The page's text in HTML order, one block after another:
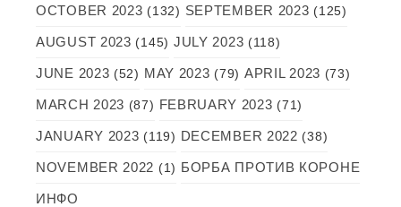
OCTOBER 2023 (132) SEPTEMBER 2023 (125)
AUGUST 2023 (145) JULY 2023 (118)
JUNE 2023 (52) MAY 2023 (79) APRIL 2023 (73)
MARCH 2023 (87) FEBRUARY 2023 (71)
JANUARY 2023 (119) DECEMBER 2022 (38)
NOVEMBER 2022 (1) БОРБА ПРОТИВ КОРОНЕ
ИНФО